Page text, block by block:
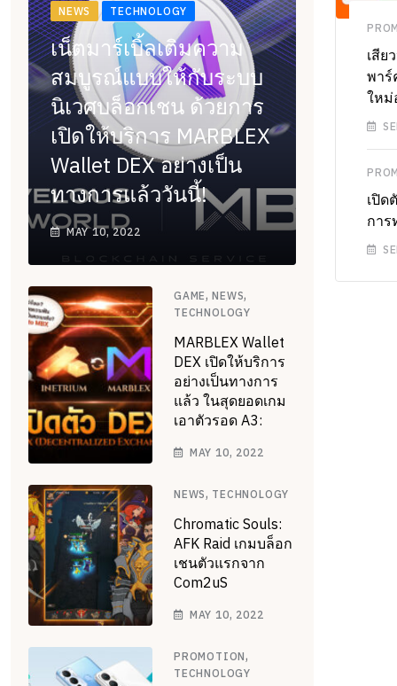
NEWS TECHNOLOGY
เน็ตมาร์เบิ้ลเติมความ
สมบูรณ์แบบให้กับระบบ
นิเวศบล็อกเชน ด้วยการ
เปิดให้บริการ MARBLEX
Wallet DEX อย่างเป็น
ทางการแล้ววันนี้!
MAY 10, 2022
GAME,NEWS,
TECHNOLOGY
MARBLEX Wallet
DEX เปิดให้บริการ
อย่างเป็นทางการ
แล้ว ในสุดยอดเกม
เอาตัวรอด A3:
MAY 10, 2022
NEWS, TECHNOLOGY
Chromatic Souls:
AFK Raid เกมบล็อก
เชนตัวแรกจาก
Com2uS
MAY 10, 2022
PROMOTION,
TECHNOLOGY
,TECHNOLOGY
เปิดตัว HONOR Magic6 Pro เขย่าตลาด
องมือถือ พร้อมปฏิวัติการถ่ายภาพด้วย
คโนโลยีกล้อง
APRIL 5, 2024
TECHNOLOGY
ทึกเรื่องราวของคุณ: เข้าร่วมการประกวด
Imagery Awards 2023
เสีย
พาร์
ใหม่
เปิด
การ